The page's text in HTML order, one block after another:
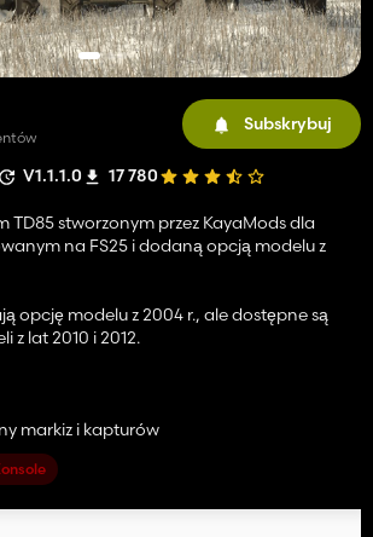
Subskrybuj
V1.1.1.0 17 780
TD85 stworzonym przez KayaMods dla
na FS25 i dodaną opcją modelu z
opcję modelu z 2004 r., ale dostępne są
z lat 2010 i 2012.
markiz i kapturów